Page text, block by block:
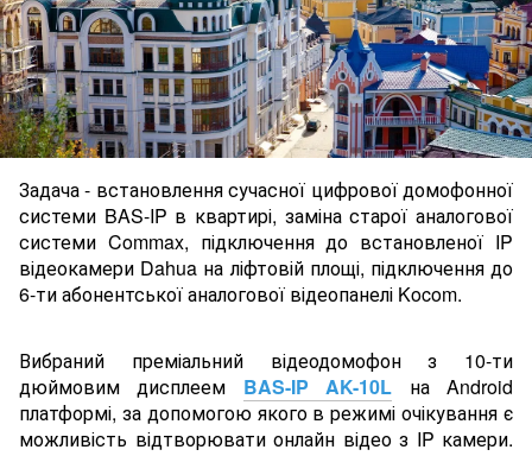
Задача - встановлення сучасної цифрової домофонної
системи BAS-IP в квартирі, заміна старої аналогової
системи Commax, підключення до встановленої IP
відеокамери Dahua на ліфтовій площі, підключення до
6-ти абонентської аналогової відеопанелі Kocom.
Вибраний преміальний відеодомофон з 10-ти
дюймовим дисплеем BAS-IP AK-10L на Android
платформі, за допомогою якого в режимі очікування є
можливість відтворювати онлайн відео з IP камери.